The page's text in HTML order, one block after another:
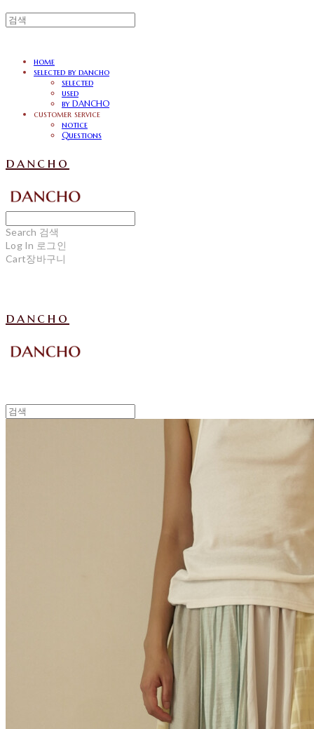
home
selected by dancho
selected
used
by DANCHO
customer service
notice
Questions
dancho
Search 검색
Log In 로그인
Cart장바구니
dancho